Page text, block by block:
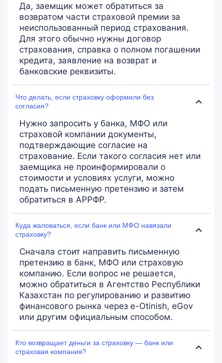
Да, заемщик может обратиться за
возвратом части страховой премии за
неиспользованный период страхования.
Для этого обычно нужны договор
страхования, справка о полном погашении
кредита, заявление на возврат и
банковские реквизиты.
Что делать, если страховку оформили без
согласия?
Нужно запросить у банка, МФО или
страховой компании документы,
подтверждающие согласие на
страхование. Если такого согласия нет или
заемщика не проинформировали о
стоимости и условиях услуги, можно
подать письменную претензию и затем
обратиться в АРРФР.
Куда жаловаться, если банк или МФО навязали
страховку?
Сначала стоит направить письменную
претензию в банк, МФО или страховую
компанию. Если вопрос не решается,
можно обратиться в Агентство Республики
Казахстан по регулированию и развитию
финансового рынка через e-Otinish, eGov
или другим официальным способом.
Кто возвращает деньги за страховку — банк или
страховая компания?